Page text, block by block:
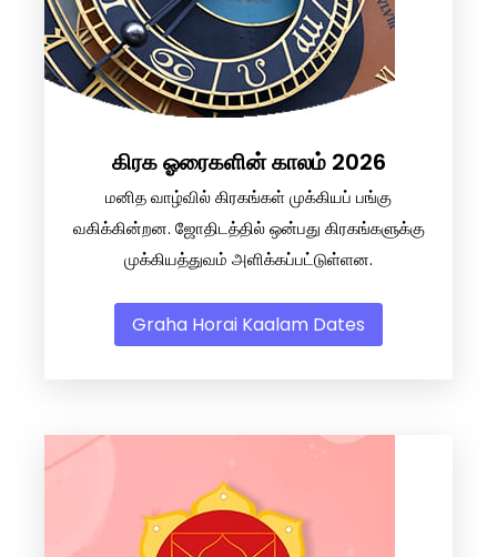
கிரக ஓரைகளின் காலம் 2026
மனித வாழ்வில் கிரகங்கள் முக்கியப் பங்கு
வகிக்கின்றன. ஜோதிடத்தில் ஒன்பது கிரகங்களுக்கு
முக்கியத்துவம் அளிக்கப்பட்டுள்ளன.
Graha Horai Kaalam Dates